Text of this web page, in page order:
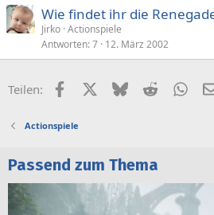
Wie findet ihr die
Jirko Actionspiele
Antworten 7 12. März 2002
Teilen: FacebookX (Twitter)
BlueskyReddit
Actionspiele
Passend zum Thema